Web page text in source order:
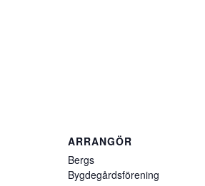
ARRANGÖR
Bergs
Bygdegårdsförening